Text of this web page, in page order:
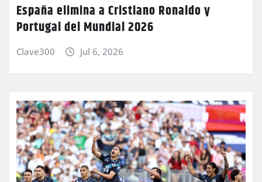
España elimina a Cristiano Ronaldo y
Portugal del Mundial 2026
Clave300 Jul 6, 2026